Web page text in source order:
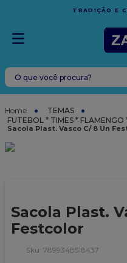
FRETE GRÁTIS
ESPÍRITO SANTO
O que você procura?
TEMAS
FUTEBOL * TIMES * FLAMENGO
Sacola Plast. Vasco C/ 8 Un
Sacola Plast.
Festcolor
: 7899348518437
TERMOS MAIS BUSCADOS
leite condensado
2º
caixa
6º
granulado
7º
vabene
sacola